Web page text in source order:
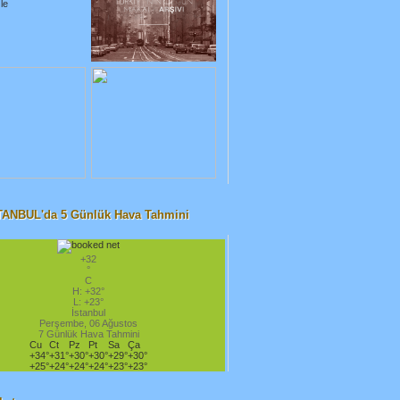
5 Günlük Hava Tahmini
+32
°
C
H: +32°
L: +23°
İstanbul
Perşembe, 06 Ağustos
7 Günlük Hava Tahmini
Cu
Ct Pz Pt Sa
Ça
+34°+31°+30°+30°+29°+30°
+25°+24°+24°+24°+23°+23°